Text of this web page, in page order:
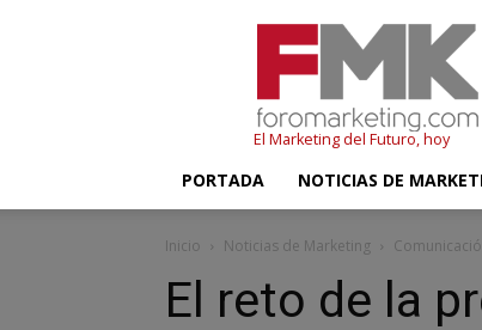
El Marketing del Futuro, hoy
PORTADA NOTICIAS DE
Inicio Noticias de Marketing
El reto de la